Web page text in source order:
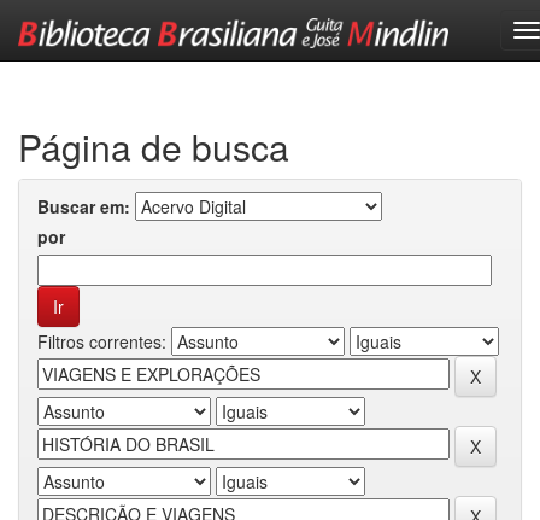
Página de busca
Buscar em:
por
Filtros correntes: